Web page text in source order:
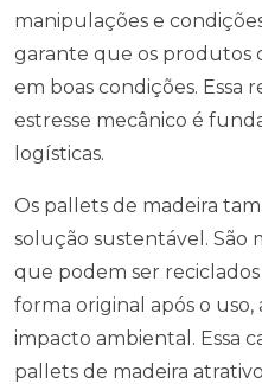
manipulações e
garante que os produtos
em boas condições. Essa
estresse mecânico é
logísticas.
Os pallets de madeira
solução sustentável. São
que podem ser
forma original após o
impacto ambiental. Essa
pallets de madeira